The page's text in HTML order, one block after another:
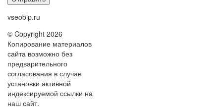
vseobip.ru
© Copyright 2026
Копирование материалов
сайта возможно без
предварительного
согласования в случае
установки активной
индексируемой ссылки на
наш сайт.